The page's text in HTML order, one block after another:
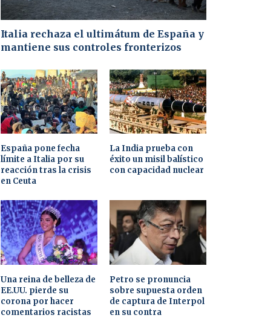
Italia rechaza el ultimátum de España y
mantiene sus controles fronterizos
España pone fecha
límite a Italia por su
reacción tras la crisis
en Ceuta
La India prueba con
éxito un misil balístico
con capacidad nuclear
Una reina de belleza de
EE.UU. pierde su
corona por hacer
comentarios racistas
Petro se pronuncia
sobre supuesta orden
de captura de Interpol
en su contra